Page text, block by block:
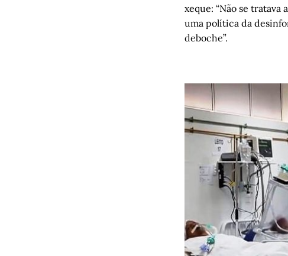
xeque: “Não se
uma política da
deboche”.